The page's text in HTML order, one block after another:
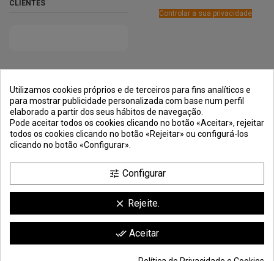
CLIENTES
Controlar a sua privacidade
PAGAMENTO
SEGURA
clic aquí para mostrar el certificado.
Utilizamos cookies próprios e de terceiros para fins analíticos e
para mostrar publicidade personalizada com base num perfil
elaborado a partir dos seus hábitos de navegação.
Pode aceitar todos os cookies clicando no botão «Aceitar», rejeitar
todos os cookies clicando no botão «Rejeitar» ou configurá-los
clicando no botão «Configurar».
tune Configurar
clear Rejeite.
done_all Aceitar